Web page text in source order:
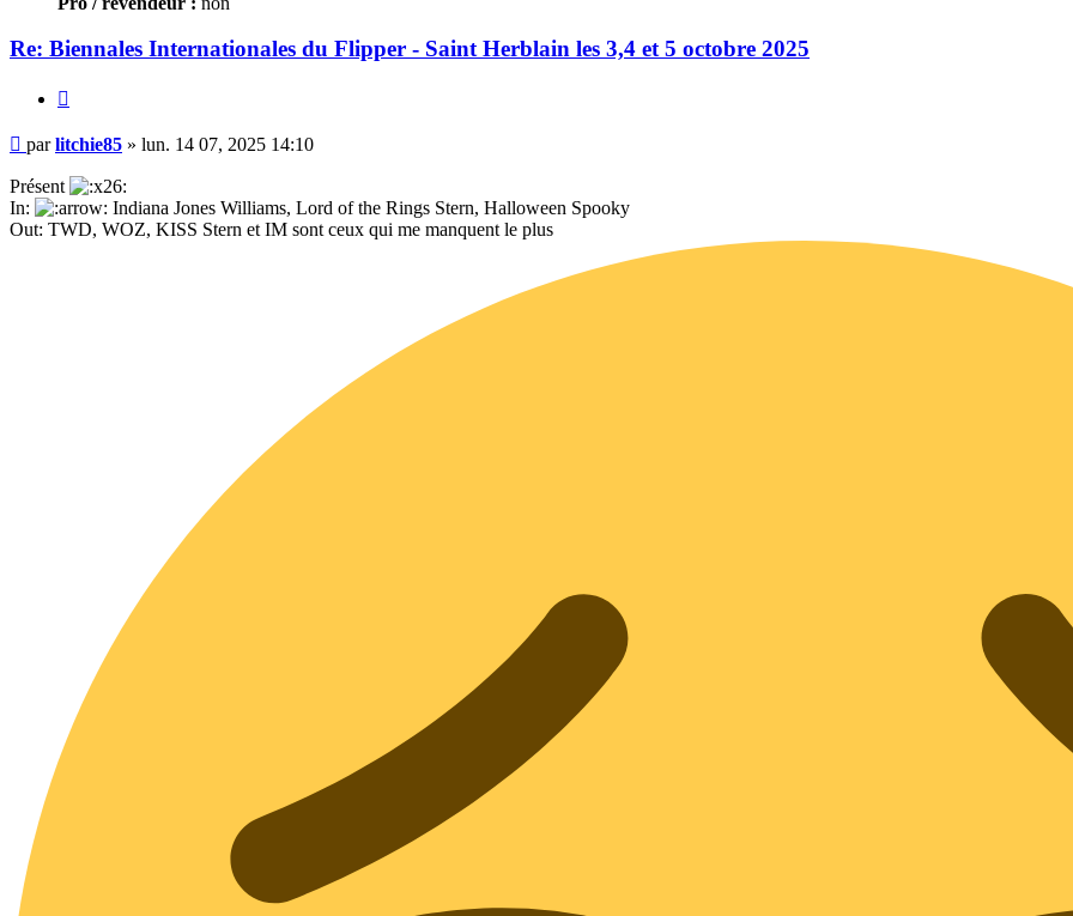
Re: Biennales Internationales du Flipper - Saint Herblain les 3,4 et 5 octobre 2025
Message
parlitchie85 » lun. 14 07, 2025 14:10
Présent
In:
Indiana Jones Williams, Lord of the Rings Stern, Halloween Spooky
Out: TWD, WOZ, KISS Stern et IM sont ceux qui me manquent le plus